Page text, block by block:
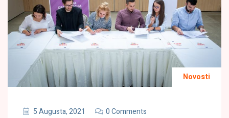
Novosti
5 Augusta, 2021 0 Comments